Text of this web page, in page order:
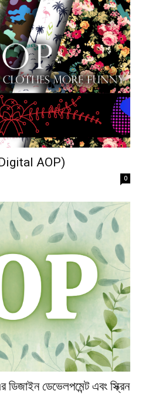
(Digital AOP)
0
ডেভেলপমেন্ট এবং স্ক্রিন